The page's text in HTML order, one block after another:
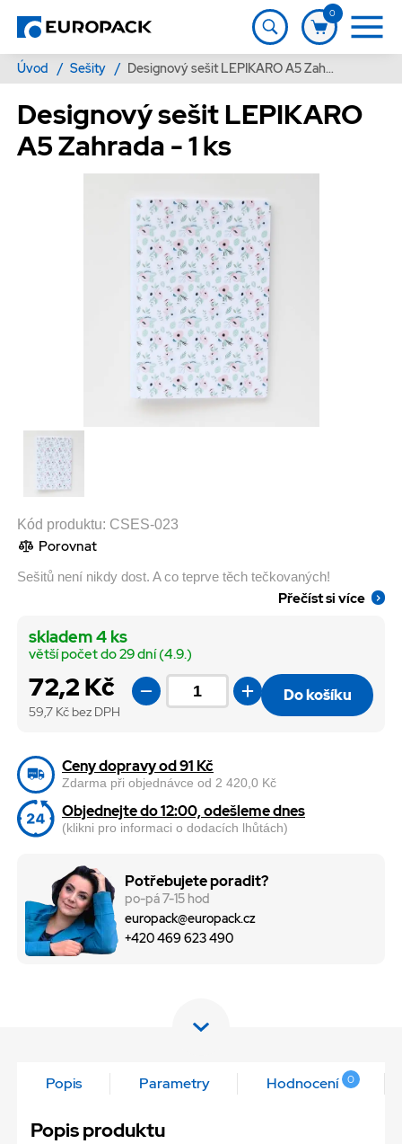
0
Úvod / Sešity / Designový sešit LEPIKARO A5 Zahrada - 1 ks
Designový sešit LEPIKARO
A5 Zahrada - 1 ks
Kód produktu: CSES-023
Porovnat
Sešitů není nikdy dost. A co teprve těch tečkovaných! ⁠
Přečíst si více
72,2 Kč
59,7 Kč bez DPH
skladem 4 ks
větší počet do 29 dní (4.9.)
Do košíku
Ceny dopravy od 91 Kč
Zdarma při objednávce od 2 420,0 Kč
Objednejte do 12:00, odešleme dnes
(klikni pro informaci o dodacích lhůtách)
Potřebujete poradit?
po-pá 7-15 hod
europack@europack.cz
+420 469 623 490
Popis Parametry Hodnocení 0
Popis produktu